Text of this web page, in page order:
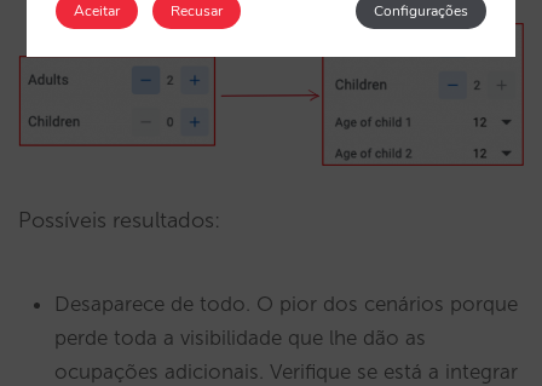
Possíveis resultados:
Desaparece de todo. O pior dos cenários porque
perde toda a visibilidade que lhe dão as
ocupações adicionais. Verifique se está a integrar
Aceitar Configurações
Recusar